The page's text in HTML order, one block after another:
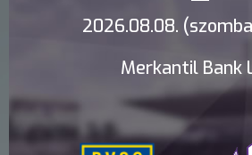
2026.08.08.
Merkantil Bank